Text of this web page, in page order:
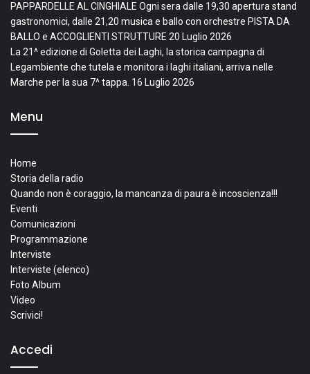
PAPPARDELLE AL CINGHIALE Ogni sera dalle 19,30 apertura stand
gastronomici, dalle 21,20 musica e ballo con orchestre PISTA DA
BALLO e ACCOGLIENTI STRUTTURE 20 Luglio 2026
La 21^ edizione di Goletta dei Laghi, la storica campagna di
Legambiente che tutela e monitora i laghi italiani, arriva nelle
Marche per la sua 7^ tappa. 16 Luglio 2026
Menu
Home
Storia della radio
Quando non è coraggio, la mancanza di paura è incoscienza!!!
Eventi
Comunicazioni
Programmazione
Interviste
Interviste (elenco)
Foto Album
Video
Scrivici!
Accedi